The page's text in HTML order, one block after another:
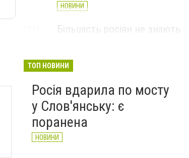
НОВИНИ
Більшість росіян не знають
Мадяр
ТОП НОВИНИ
Росія вдарила по мосту
у Слов'янську: є
поранена
НОВИНИ